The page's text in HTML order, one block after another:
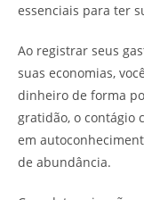
essenciais para ter
Ao registrar seus
suas economias,
dinheiro de forma
gratidão, o contágio
em
de abundância.